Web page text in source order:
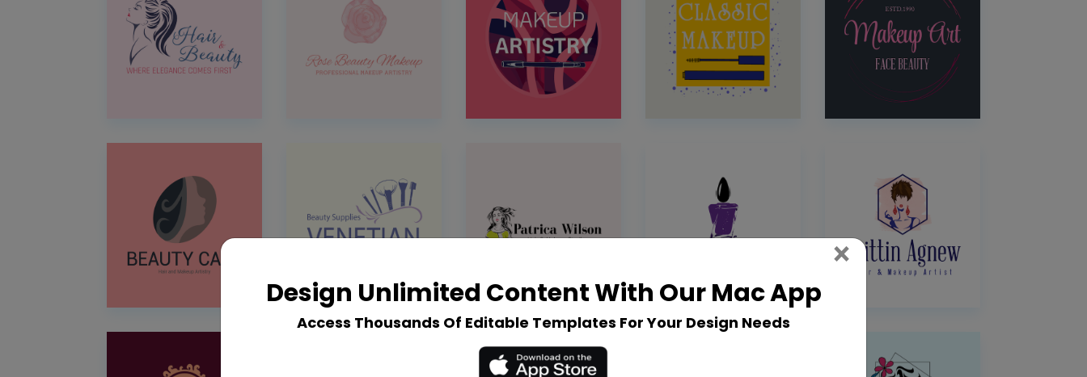
Design Unlimited Content With Our Mac App
Access Thousands Of Editable Templates For Your Design Needs
× Close